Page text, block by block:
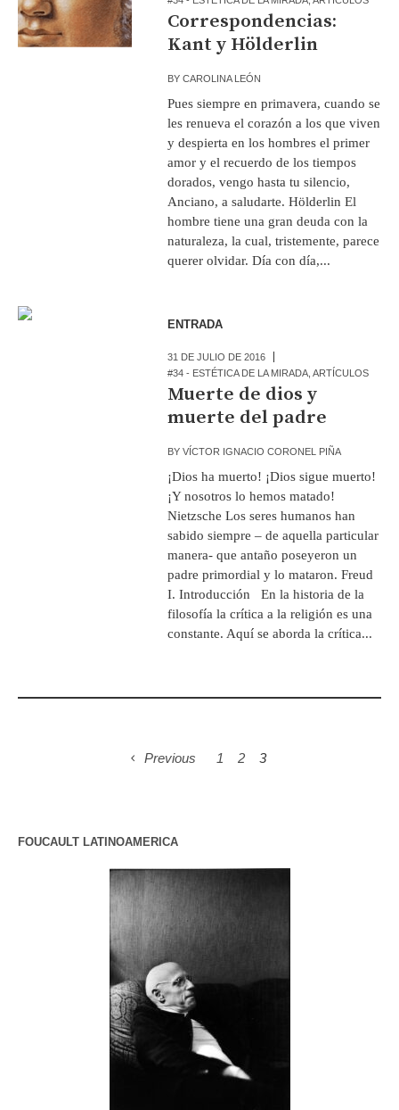
Correspondencias:
Kant y Hölderlin
BYCAROLINA LEÓN
Pues siempre en primavera, cuando se
les renueva el corazón a los que viven
y despierta en los hombres el primer
amor y el recuerdo de los tiempos
dorados, vengo hasta tu silencio,
Anciano, a saludarte. Hölderlin El
hombre tiene una gran deuda con la
naturaleza, la cual, tristemente, parece
querer olvidar. Día con día,...
ENTRADA
31 DE JULIO DE 2016
#34 - ESTÉTICA DE LA MIRADA ,ARTÍCULOS
Muerte de dios y
muerte del padre
BYVÍCTOR IGNACIO CORONEL PIÑA
¡Dios ha muerto! ¡Dios sigue muerto!
¡Y nosotros lo hemos matado!
Nietzsche Los seres humanos han
sabido siempre – de aquella particular
manera- que antaño poseyeron un
padre primordial y lo mataron. Freud
I. Introducción En la historia de la
filosofía la crítica a la religión es una
constante. Aquí se aborda la crítica...
Previous 1 2 3
FOUCAULT LATINOAMERICA